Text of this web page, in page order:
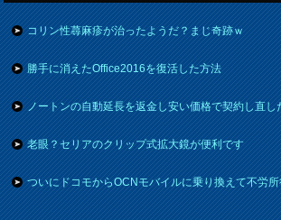
コリン性蕁麻疹が治ったようだ？まじ奇跡ｗ
勝手に消えたOffice2016を復活した方法
ノートンの自動延長を返金し安い価格で契約し直し
老眼？セリアのクリップ式拡大鏡が便利です
ついにドコモからOCNモバイルに乗り換えて不労